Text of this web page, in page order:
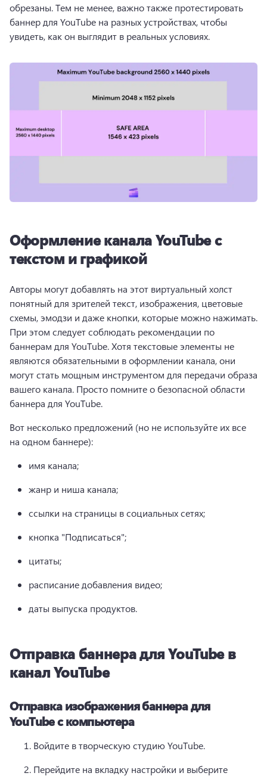
обрезаны. Тем не менее, важно также протестировать
баннер для YouTube на разных устройствах, чтобы
увидеть, как он выглядит в реальных условиях.
Оформление канала YouTube с
текстом и графикой
Авторы могут добавлять на этот виртуальный холст
понятный для зрителей текст, изображения, цветовые
схемы, эмодзи и даже кнопки, которые можно нажимать.
При этом следует соблюдать рекомендации по
баннерам для YouTube. Хотя текстовые элементы не
являются обязательными в оформлении канала, они
могут стать мощным инструментом для передачи образа
вашего канала. Просто помните о безопасной области
баннера для YouTube.
Вот несколько предложений (но не используйте их все
на одном баннере):
имя канала;
жанр и ниша канала;
ссылки на страницы в социальных сетях;
кнопка "Подписаться";
цитаты;
расписание добавления видео;
даты выпуска продуктов.
Отправка баннера для YouTube в
канал YouTube
Отправка изображения баннера для
YouTube с компьютера
Войдите в творческую студию YouTube.
Перейдите на вкладку настройки и выберите